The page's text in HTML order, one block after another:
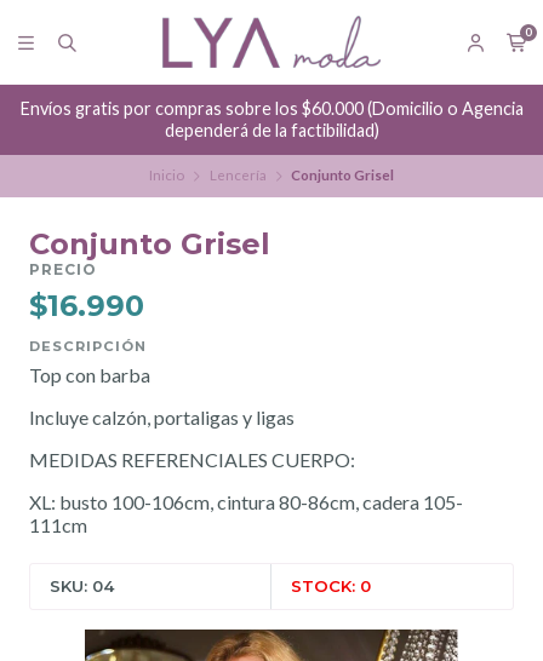
0
Hacemos envíos a diario
Inicio Lencería Conjunto Grisel
Conjunto Grisel
PRECIO
$16.990
DESCRIPCIÓN
Top con barba
Incluye calzón, portaligas y ligas
MEDIDAS REFERENCIALES CUERPO:
XL: busto 100-106cm, cintura 80-86cm, cadera 105-
111cm
SKU: 04 STOCK: 0